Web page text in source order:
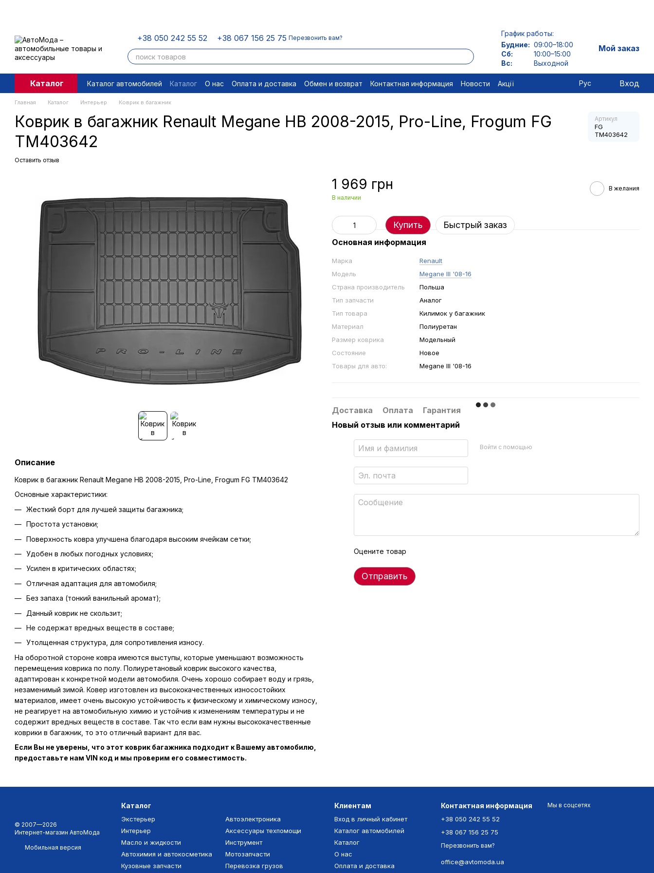
+38 050 242 55 52 +38 067 156 25 75 Перезвонить вам?
График работы:
Будние: 09:00–18:00
Сб:
10:00–15:00
Вс:
Выходной
Мой заказ
Каталог Каталог автомобилей Каталог О нас Оплата и доставка Обмен и возврат Контактная информация Новости
Акції
Пользовательское соглашение
Правовые документы Отписаться
Рус Вход
Главная Каталог Интерьер Коврик в багажник
Коврик в багажник Renault Megane HB 2008-2015, Pro-Line, Frogum FG
TM403642
Артикул
FG
TM403642
Оставить отзыв
Описание
Коврик в багажник Renault Megane HB 2008-2015, Pro-Line, Frogum FG TM403642
Основные характеристики:
Жесткий борт для лучшей защиты багажника;
Простота установки;
Поверхность ковра улучшена благодаря высоким ячейкам сетки;
Удобен в любых погодных условиях;
Усилен в критических областях;
Отличная адаптация для автомобиля;
Без запаха (тонкий ванильный аромат);
Данный коврик не скользит;
Не содержат вредных веществ в составе;
Утолщенная структура, для сопротивления износу.
На оборотной стороне ковра имеются выступы, которые уменьшают возможность
перемещения коврика по полу. Полиуретановый коврик высокого качества,
адаптирован к конкретной модели автомобиля. Очень хорошо собирает воду и грязь,
незаменимый зимой. Ковер изготовлен из высококачественных износостойких
материалов, имеет очень высокую устойчивость к физическому и химическому износу,
не реагирует на автомобильную химию и устойчив к изменениям температуры и не
содержит вредных веществ в составе. Так что если вам нужны высококачественные
коврики в багажник, то это отличный вариант для вас.
Если Вы не уверены, что этот коврик багажника подходит к Вашему автомобилю,
предоставьте нам VIN код и мы проверим его совместимость.
1 969 грн
В наличии
В желания
Купить Быстрый заказ
Основная информация
Марка
Renault
Модель
Megane III '08-16
Страна производитель
Польша
Тип запчасти
Аналог
Тип товара
Килимок у багажник
Материал
Полиуретан
Размер коврика
Модельный
Состояние
Новое
Товары для авто:
Megane III '08-16
Доставка Оплата
Гарантия
Новый отзыв или комментарий
Войти с помощью
Оцените товар
Отправить
© 2007—2026
Интернет-магазин АвтоМода
Мобильная версия
Каталог
Экстерьер
Интерьер
Масло и жидкости
Автохимия и автокосметика
Кузовные запчасти
Автоэлектроника
Аксессуары техпомощи
Инструмент
Мотозапчасти
Перевозка грузов
Клиентам
Вход в личный кабинет
Каталог автомобилей
Каталог
О нас
Оплата и доставка
Контактная информация
+38 050 242 55 52
+38 067 156 25 75
Перезвонить вам?
office@avtomoda.ua
Мы в соцсетях